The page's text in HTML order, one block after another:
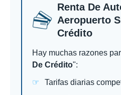
Renta De
Aeropuerto
Crédito
Hay muchas razones
De Crédito":
Tarifas diarias